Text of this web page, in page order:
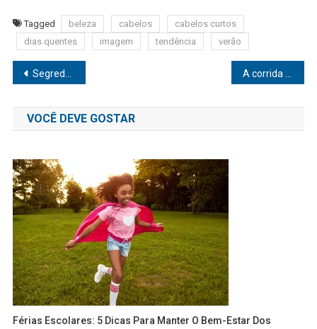
Tagged beleza cabelos
cabelos curtos
dias quentes
imagem tendência verão
Navegação
de
Post
Segredos de beleza no ensino médio: guia prático para uma pele radiante
VOCÊ DEVE GOSTAR
Férias Escolares: 5 Dicas Para Manter O Bem-Estar Dos